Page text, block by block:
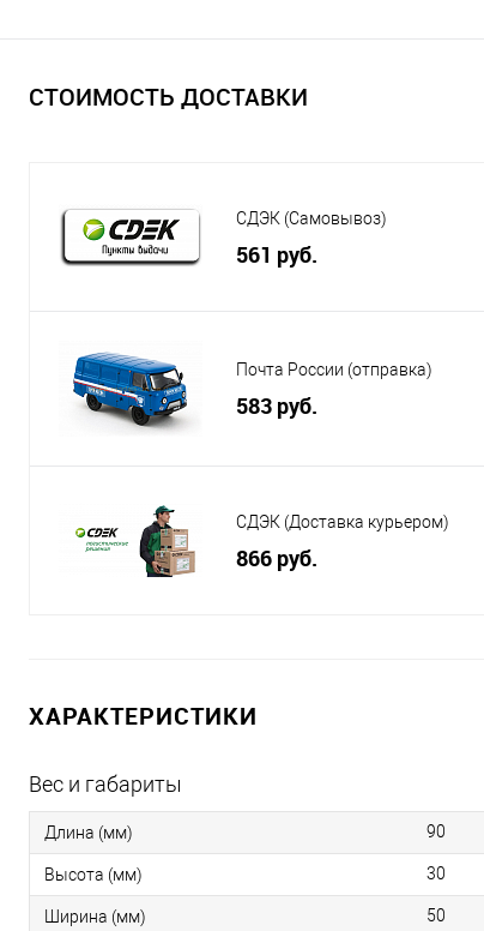
СТОИМОСТЬ ДОСТАВКИ
СДЭК (Самовывоз)
561 руб.
Почта России (отправка)
583 руб.
СДЭК (Доставка курьером)
866 руб.
ХАРАКТЕРИСТИКИ
Вес и габариты
Длина (мм) 90
Высота (мм) 30
Ширина (мм) 50